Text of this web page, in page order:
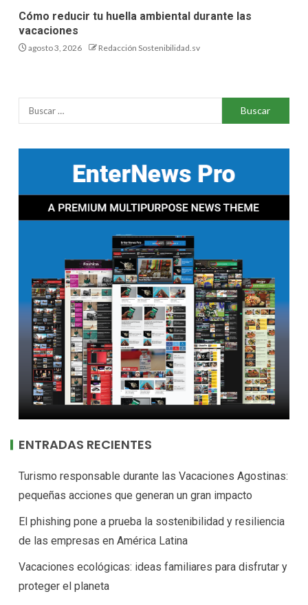
Cómo reducir tu huella ambiental durante las
vacaciones
agosto 3, 2026 Redacción Sostenibilidad.sv
ENTRADAS RECIENTES
Turismo responsable durante las Vacaciones Agostinas:
pequeñas acciones que generan un gran impacto
El phishing pone a prueba la sostenibilidad y resiliencia
de las empresas en América Latina
Vacaciones ecológicas: ideas familiares para disfrutar y
proteger el planeta